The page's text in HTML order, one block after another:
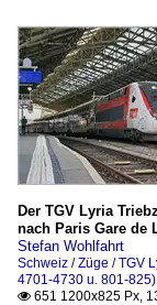
Der TGV Lyria
nach Paris Gare de
Stefan Wohlfahrt
Schweiz / Züge / TGV
4701-4730 u. 801-825)
 651 1200x825 Px,